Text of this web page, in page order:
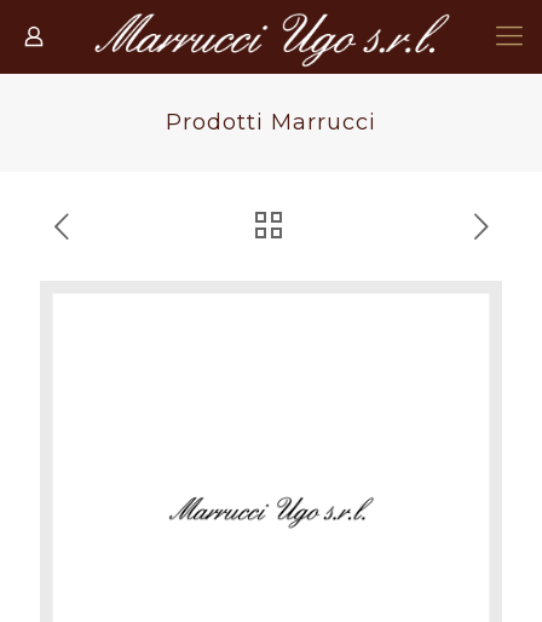
Prodotti Marrucci